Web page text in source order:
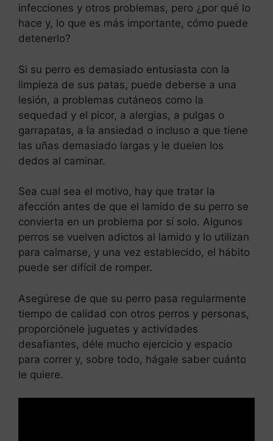
infecciones y otros problemas, pero ¿por qué lo
hace y, lo que es más importante, cómo puede
detenerlo?
Si su perro es demasiado entusiasta con la
limpieza de sus patas, puede deberse a una
lesión, a problemas cutáneos como la
sequedad y el picor, a alergias, a pulgas o
garrapatas, a la ansiedad o incluso a que tiene
las uñas demasiado largas y le duelen los
dedos al caminar.
Sea cual sea el motivo, hay que tratar la
afección antes de que el lamido de su perro se
convierta en un problema por sí solo. Algunos
perros se vuelven adictos al lamido y lo utilizan
para calmarse, y una vez establecido, el hábito
puede ser difícil de romper.
Asegúrese de que su perro pasa regularmente
tiempo de calidad con otros perros y personas,
proporciónele juguetes y actividades
desafiantes, déle mucho ejercicio y espacio
para correr y, sobre todo, hágale saber cuánto
le quiere.